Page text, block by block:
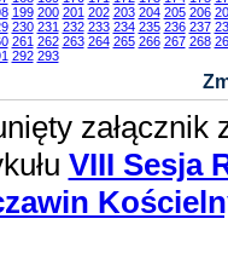
199 200 201 202 203 204 205 206
230 231 232 233 234 235 236 237
261 262 263 264 265 266 267 268
292 293
załącznik
VIII Sesja